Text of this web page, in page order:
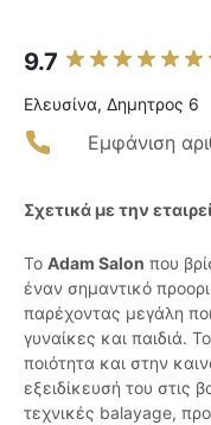
9.7
Ελευσίνα, Δημητρος 6
Εμφάνιση
Σχετικά με την
Το Adam Salon που
έναν σημαντικό
παρέχοντας μεγάλη
γυναίκες και παιδιά.
ποιότητα και στην
εξειδίκευσή του στις
τεχνικές balayage,